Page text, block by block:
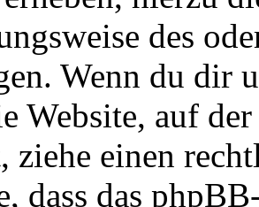
des
Wenn du dir
Website, auf
ziehe einen
dass das